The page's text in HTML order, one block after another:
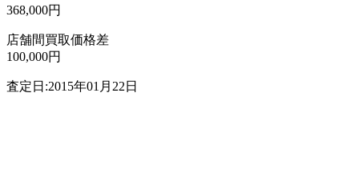
368,000円
店舗間買取価格差
100,000円
査定日:2015年01月22日